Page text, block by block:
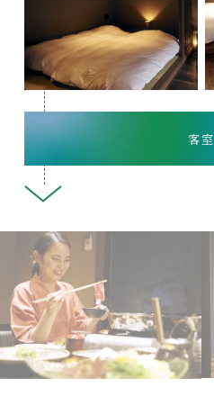
客室